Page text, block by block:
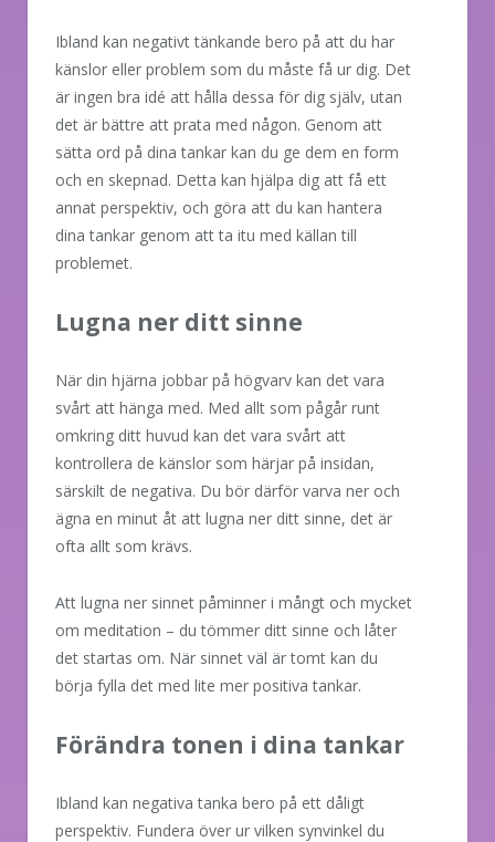
Ibland kan negativt tänkande bero på att du har
känslor eller problem som du måste få ur dig. Det
är ingen bra idé att hålla dessa för dig själv, utan
det är bättre att prata med någon. Genom att
sätta ord på dina tankar kan du ge dem en form
och en skepnad. Detta kan hjälpa dig att få ett
annat perspektiv, och göra att du kan hantera
dina tankar genom att ta itu med källan till
problemet.
Lugna ner ditt sinne
När din hjärna jobbar på högvarv kan det vara
svårt att hänga med. Med allt som pågår runt
omkring ditt huvud kan det vara svårt att
kontrollera de känslor som härjar på insidan,
särskilt de negativa. Du bör därför varva ner och
ägna en minut åt att lugna ner ditt sinne, det är
ofta allt som krävs.
Att lugna ner sinnet påminner i mångt och mycket
om meditation – du tömmer ditt sinne och låter
det startas om. När sinnet väl är tomt kan du
börja fylla det med lite mer positiva tankar.
Förändra tonen i dina tankar
Ibland kan negativa tanka bero på ett dåligt
perspektiv. Fundera över ur vilken synvinkel du